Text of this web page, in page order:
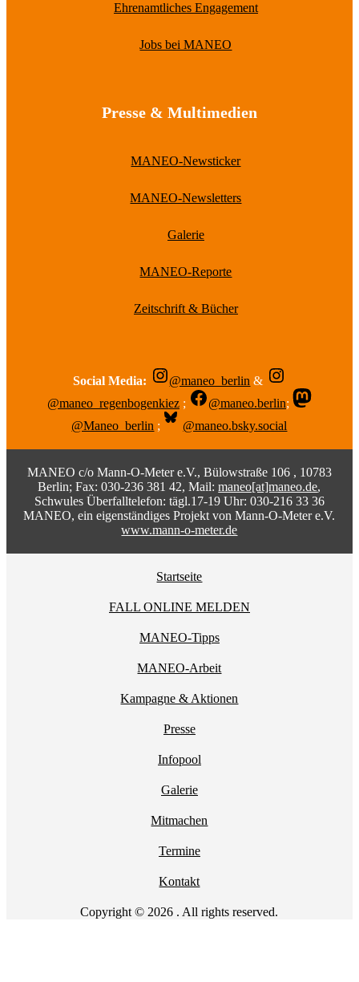
Ehrenamtliches Engagement
Jobs bei MANEO
Presse & Multimedien
MANEO-Newsticker
MANEO-Newsletters
Galerie
MANEO-Reporte
Zeitschrift & Bücher
Social Media: @maneo_berlin &
@maneo_regenbogenkiez ; @maneo.berlin;
@Maneo_berlin ; @maneo.bsky.social
MANEO c/o Mann-O-Meter e.V., Bülowstraße 106 , 10783
Berlin; Fax: 030-236 381 42, Mail:maneo[at]maneo.de,
Schwules Überfalltelefon: tägl.17-19 Uhr: 030-216 33 36
MANEO, ein eigenständiges Projekt von Mann-O-Meter e.V.
www.mann-o-meter.de
Startseite
FALL ONLINE MELDEN
MANEO-Tipps
MANEO-Arbeit
Kampagne & Aktionen
Presse
Infopool
Galerie
Mitmachen
Termine
Kontakt
Copyright © 2026 . All rights reserved.